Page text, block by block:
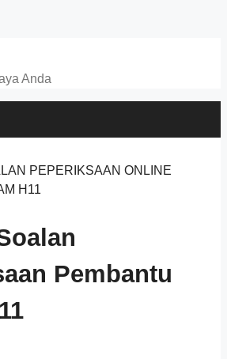
Anda
Pembantu